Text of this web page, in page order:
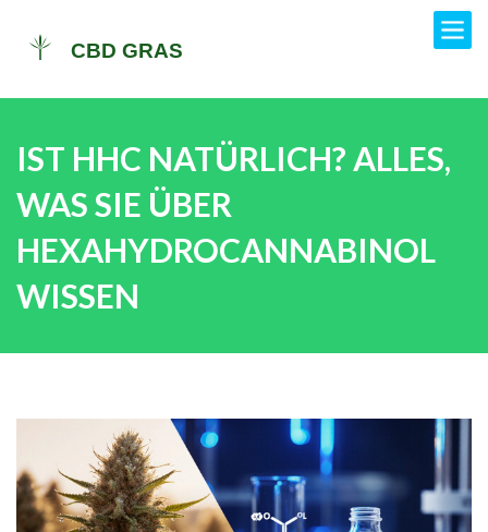
IST HHC NATÜRLICH? ALLES,
WAS SIE ÜBER
HEXAHYDROCANNABINOL
WISSEN